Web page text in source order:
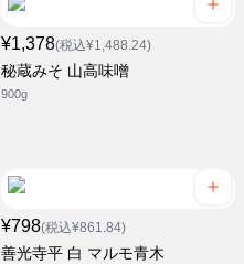
¥1,378(税込¥1,488.24)
秘蔵みそ 山高味噌
900g
¥798(税込¥861.84)
善光寺平 白 マルモ青木